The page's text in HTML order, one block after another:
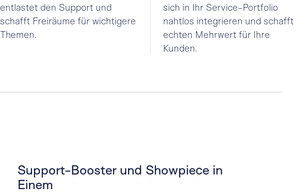
entlastet den Support und
schafft Freiräume für wichtigere
Themen.
sich in Ihr Service-Portfolio
nahtlos integrieren und schafft
echten Mehrwert für Ihre
Kunden.
Support-Booster und Showpiece in
Einem